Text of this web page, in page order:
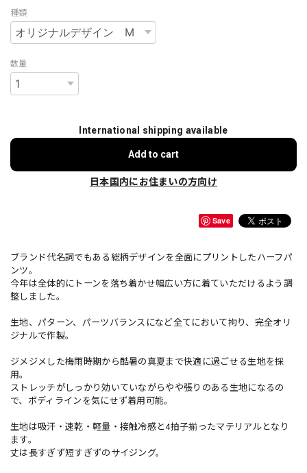
種類
数量
International shipping available
Add to cart
日本国内にお住まいの方向け
Save
ブランド代名詞でもある総柄デザインを全面にプリントしたハーフパ
ンツ。
今年は全体的にトーンを落ち着かせ幅広い方に着ていただけるよう調
整しました。
生地、パターン、パーツバランスになど全てにおいて拘り、完全オリ
ジナルで作製。
ジメジメした梅雨時期から酷暑の真夏まで快適に過ごせる生地を採
用。
ストレッチがしっかり効いていながらやや張りのある生地になるの
で、ボディラインを気にせず着用可能。
生地は吸汗・速乾・軽量・接触冷感と4拍子揃ったマテリアルとなり
ます。
丈は長すぎず短すぎずのサイジング。